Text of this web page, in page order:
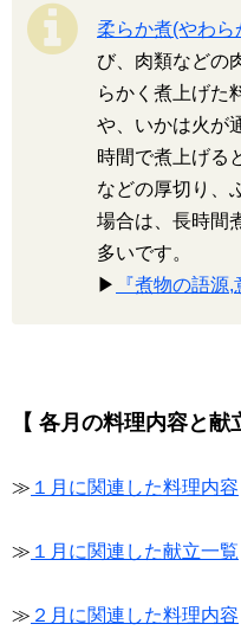
柔らか煮(やわら
び、肉類などの
らかく煮上げた
や、いかは火が
時間で煮上げる
などの厚切り、
場合は、長時間
多いです。
▶
『煮物の語源
【 各月の料理内容と献
≫ １月に関連した料理内容
≫ １月に関連した献立一覧
≫ ２月に関連した料理内容